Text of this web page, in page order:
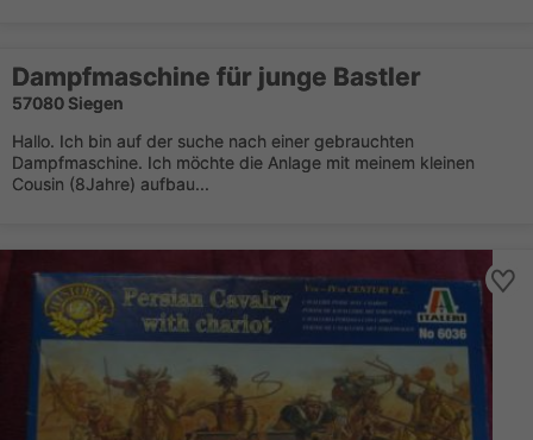
Dampfmaschine für junge Bastler
57080 Siegen
Hallo. Ich bin auf der suche nach einer gebrauchten
Dampfmaschine. Ich möchte die Anlage mit meinem kleinen
Cousin (8Jahre) aufbau...